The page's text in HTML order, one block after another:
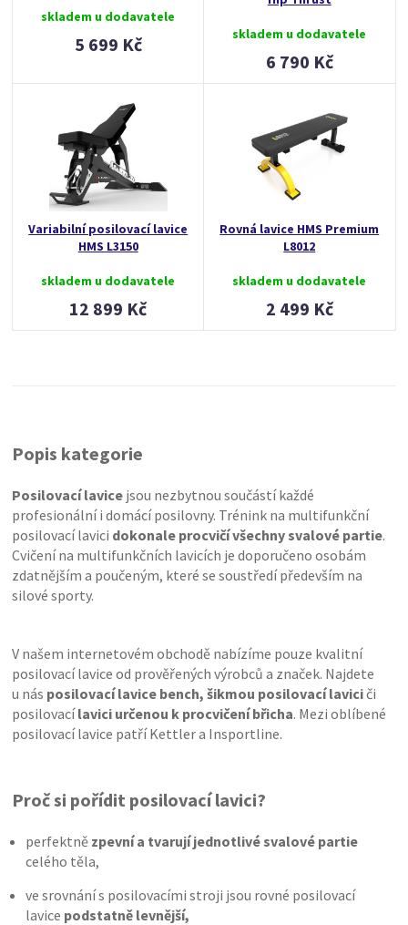
skladem u dodavatele
5 699 Kč skladem u dodavatele
6 790 Kč
Variabilní posilovací lavice
HMS L3150
skladem u dodavatele
12 899 Kč
Rovná lavice HMS Premium
L8012
skladem u dodavatele
2 499 Kč
Popis kategorie
Posilovací lavice jsou nezbytnou součástí každé
profesionální i domácí posilovny. Trénink na multifunkční
posilovací lavici dokonale procvičí všechny svalové partie.
Cvičení na multifunkčních lavicích je doporučeno osobám
zdatnějším a poučeným, které se soustředí především na
silové sporty.
V našem internetovém obchodě nabízíme pouze kvalitní
posilovací lavice od prověřených výrobců a značek. Najdete
u nás posilovací lavice bench, šikmou posilovací laviciči
posilovacílavici určenou k procvičení břicha. Mezi oblíbené
posilovací lavice patří Kettler a Insportline.
Proč si pořídit posilovací lavici?
perfektně zpevní a tvarují jednotlivé svalové partie
celého těla,
ve srovnání s posilovacími stroji jsou rovné posilovací
lavice podstatně levnější,